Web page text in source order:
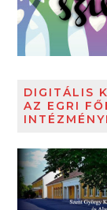
DIGITÁLIS
AZ EGRI